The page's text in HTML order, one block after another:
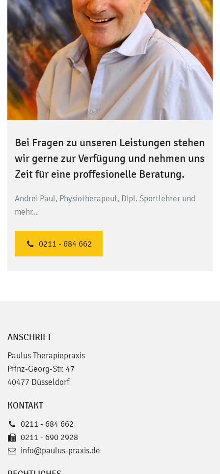
Bei Fragen zu unseren Leistungen stehen
wir gerne zur Verfügung und nehmen uns
Zeit für eine proffesionelle Beratung.
Andrei Paul, Physiotherapeut, Dipl. Sportlehrer und
mehr...
0211 - 684 662
ANSCHRIFT
Paulus Therapiepraxis
Prinz-Georg-Str. 47
40477 Düsseldorf
KONTAKT
0211 - 684 662
0211 - 690 2928
info@paulus-praxis.de